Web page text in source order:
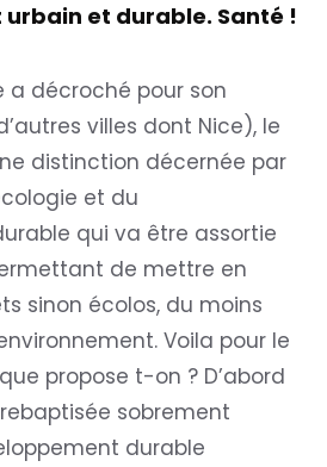
et durable. Santé !
a décroché pour son
villes dont Nice), le
distinction décernée par
et du
qui va être assortie
de mettre en
sinon écolos, du moins
Voila pour le
propose t-on ? D’abord
sobrement
durable